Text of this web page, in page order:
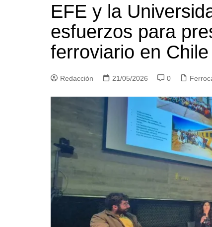
EFE y la
esfuerzos para
ferroviario en Chile
Redacción 21/05/2026 0